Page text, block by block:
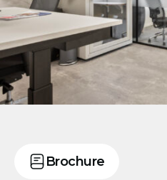
Brochure